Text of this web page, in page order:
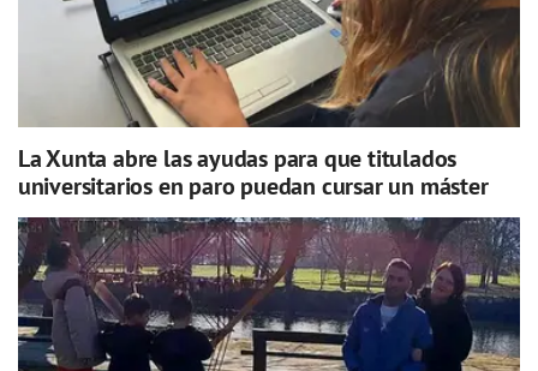
La Xunta abre las ayudas para que titulados
universitarios en paro puedan cursar un máster